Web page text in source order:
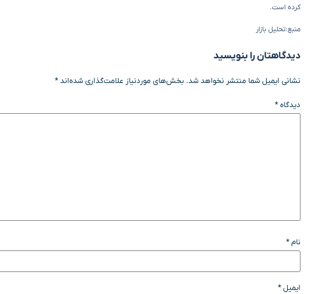
کرده است.
منبع:تحلیل بازار
دیدگاهتان را بنویسید
نشانی ایمیل شما منتشر نخواهد شد. بخش‌های موردنیاز علامت‌گذاری شده‌اند*
دیدگاه*
نام*
ایمیل*